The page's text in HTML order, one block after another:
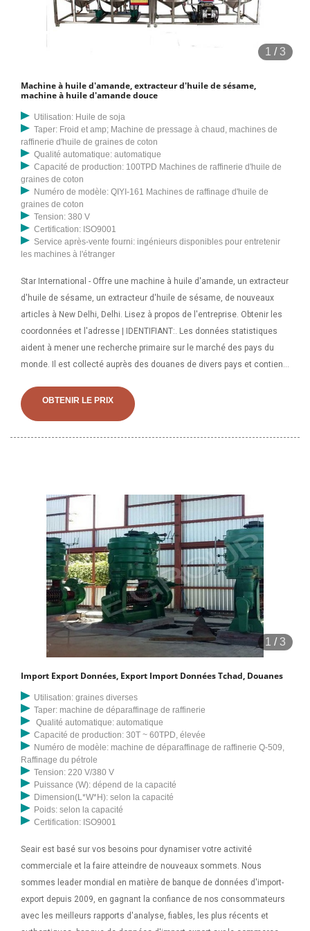
1 /3
Machine à huile d'amande, extracteur d'huile de sésame,
machine à huile d'amande douce
Utilisation: Huile de soja
Taper: Froid et amp; Machine de pressage à chaud, machines de
raffinerie d'huile de graines de coton
Qualité automatique: automatique
Capacité de production: 100TPD Machines de raffinerie d'huile de
graines de coton
Numéro de modèle: QIYI-161 Machines de raffinage d'huile de
graines de coton
Tension: 380 V
Certification: ISO9001
Service après-vente fourni: ingénieurs disponibles pour entretenir
les machines à l'étranger
Star International - Offre une machine à huile d'amande, un extracteur
d'huile de sésame, un extracteur d'huile de sésame, de nouveaux
articles à New Delhi, Delhi. Lisez à propos de l'entreprise. Obtenir les
coordonnées et l'adresse | IDENTIFIANT:. Les données statistiques
aident à mener une recherche primaire sur le marché des pays du
monde. Il est collecté auprès des douanes de divers pays et contient
importants, tels que le code SH, la description du code SH, la valeur, la
quantité, le pays d'importation/exportation, etc. En savoir plus
OBTENIR LE PRIX
1 /3
Import Export Données, Export Import Données Tchad, Douanes
Utilisation: graines diverses
Taper: machine de déparaffinage de raffinerie
Qualité automatique: automatique
Capacité de production: 30T ~ 60TPD, élevée
Numéro de modèle: machine de déparaffinage de raffinerie Q-509,
Raffinage du pétrole
Tension: 220 V/380 V
Puissance (W): dépend de la capacité
Dimension(L*W*H): selon la capacité
Poids: selon la capacité
Certification: ISO9001
Seair est basé sur vos besoins pour dynamiser votre activité
commerciale et la faire atteindre de nouveaux sommets. Nous
sommes leader mondial en matière de banque de données d'import-
export depuis 2009, en gagnant la confiance de nos consommateurs
avec les meilleurs rapports d'analyse, fiables, les plus récents et